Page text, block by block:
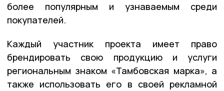
более популярным и узнаваемым среди
покупателей.
Каждый участник проекта имеет право
брендировать свою продукцию и услуги
региональным знаком «Тамбовская марка», а
также использовать его в своей рекламной